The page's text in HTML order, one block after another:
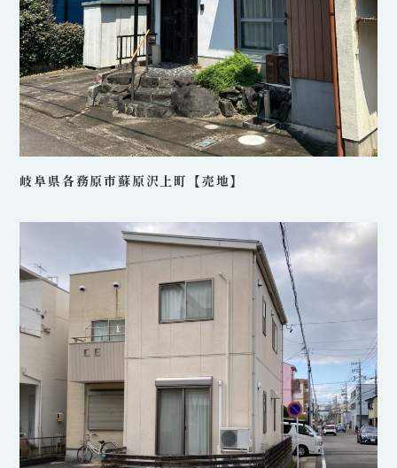
岐阜県各務原市蘇原沢上町【売地】